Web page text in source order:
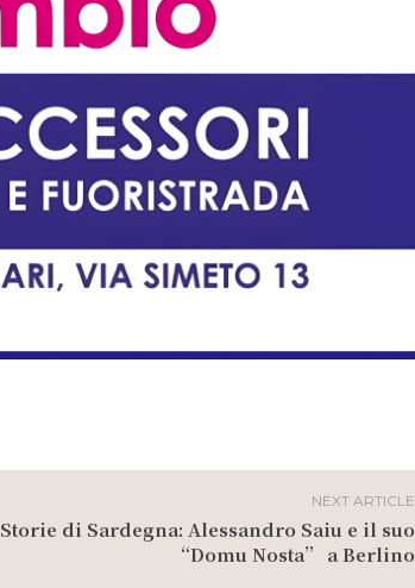
NEXT ARTICLE
Storie di Sardegna: Alessandro Saiu e il suo
“Domu Nosta” a Berlino